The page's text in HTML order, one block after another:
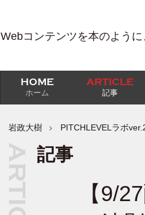
Webコンテンツを本のように
HOME
ホーム
ARTICLE
記事
岩政大樹 PITCHLEVELラボ
記事
【9/